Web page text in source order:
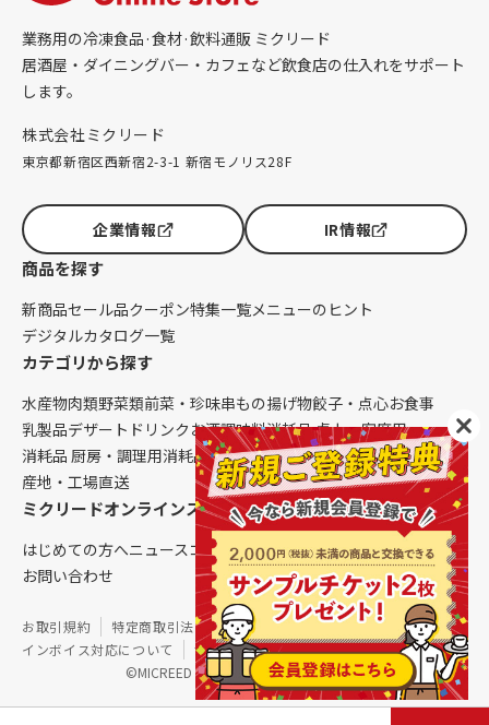
業務用の冷凍食品·食材·飲料通販 ミクリード
居酒屋・ダイニングバー・カフェなど飲食店の仕入れをサポート
します。
株式会社ミクリード
東京都新宿区西新宿2-3-1 新宿モノリス28F
企業情報 IR情報
商品を探す
新商品セール品クーポン特集一覧メニューのヒント
デジタルカタログ一覧
カテゴリから探す
水産物肉類野菜類前菜・珍味串もの揚げ物餃子・点心お食事
乳製品デザート ドリンク お酒調味料消耗品 卓上・客席用
消耗品 厨房・調理用消耗品 クレンリネス生鮮品（配送便限定）
産地・工場直送
ミクリードオンラインストアについて
はじめての方へニュースコラムご利用ガイド会社概要
お問い合わせ
©MICREED CO.,LTD. All Rights Reserved.
お取引規約 特定商取引法に基づく表記
個人情報保護方針
インボイス対応について
サイトマップ